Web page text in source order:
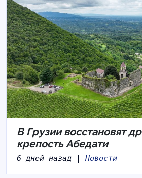
В Грузии восстановят
крепость Абедати
6 дней назад | Новости